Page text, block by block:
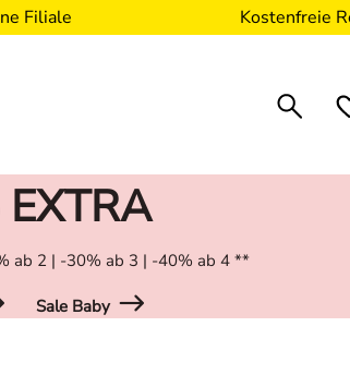
Filiale Kostenfreie
ab 2 | -30% ab 3 | -40% ab 4 **
Sale Baby